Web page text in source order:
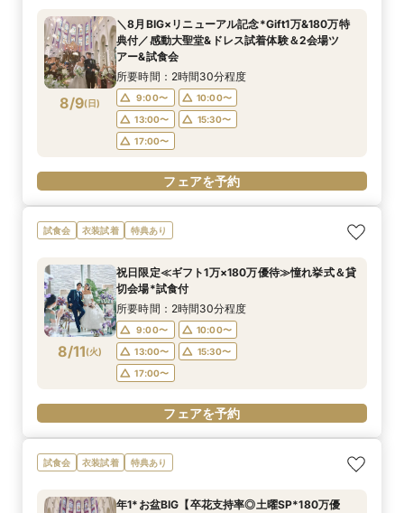
8/9(日)
＼8月BIG×リニューアル記念*Gift1万&180万特
典付／感動大聖堂&ドレス試着体験＆2会場ツ
アー&試食会
所要時間：2時間30分程度
9:00〜
10:00〜
13:00〜
15:30〜
17:00〜
フェアを予約
試食会 衣装試着 特典あり
8/11(火)
祝日限定≪ギフト1万×180万優待≫憧れ挙式＆貸
切会場*試食付
所要時間：2時間30分程度
9:00〜
10:00〜
13:00〜
15:30〜
17:00〜
フェアを予約
試食会 衣装試着 特典あり
年1*お盆BIG【卒花支持率◎土曜SP*180万優